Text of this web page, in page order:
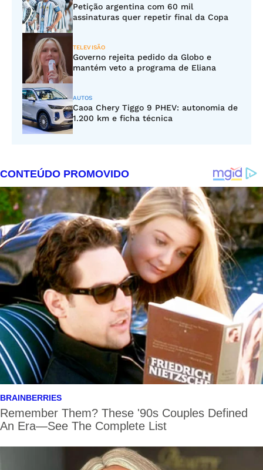
Petição argentina com 60 mil
assinaturas quer repetir final da Copa
TELEVISÃO
Governo rejeita pedido da Globo e
mantém veto a programa de Eliana
AUTOS
Caoa Chery Tiggo 9 PHEV: autonomia de
1.200 km e ficha técnica